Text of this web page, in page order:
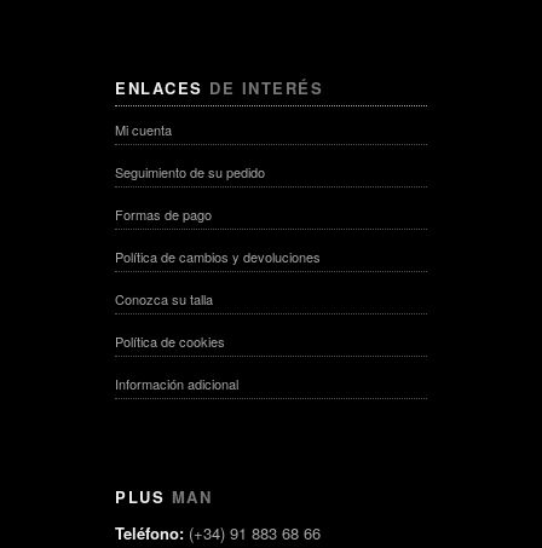
ENLACES DE INTERÉS
Mi cuenta
Seguimiento de su pedido
Formas de pago
Política de cambios y devoluciones
Conozca su talla
Política de cookies
Información adicional
PLUS MAN
Teléfono: (+34) 91 883 68 66